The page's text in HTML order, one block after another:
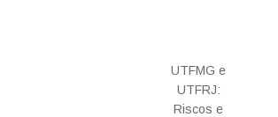
UTFMG e
UTFRJ:
Riscos e